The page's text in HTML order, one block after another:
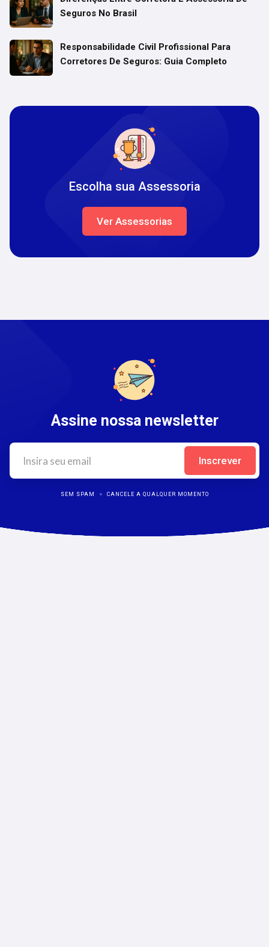
Seguros No Brasil
Responsabilidade Civil Profissional Para
Corretores De Seguros: Guia Completo
Escolha sua Assessoria
Ver Assessorias
Assine nossa newsletter
SEM SPAM CANCELE A QUALQUER MOMENTO